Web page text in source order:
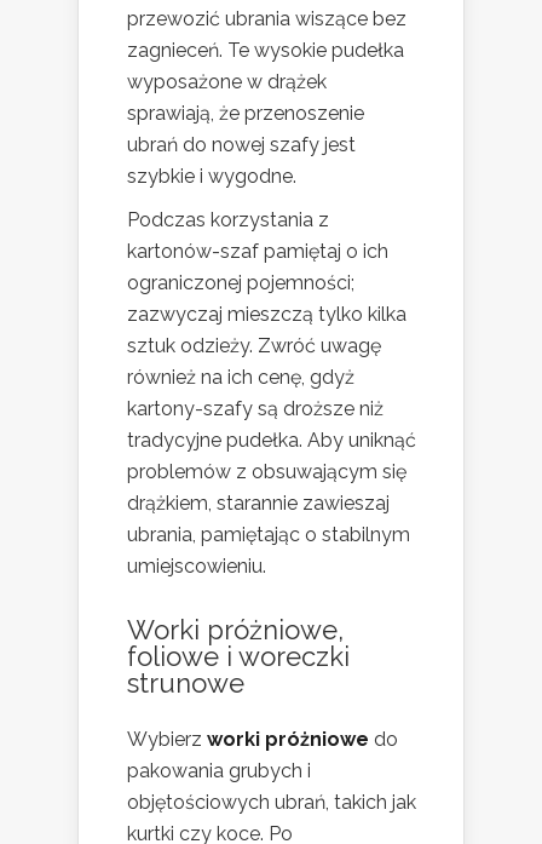
przewozić ubrania wiszące bez
zagnieceń. Te wysokie pudełka
wyposażone w drążek
sprawiają, że przenoszenie
ubrań do nowej szafy jest
szybkie i wygodne.
Podczas korzystania z
kartonów-szaf pamiętaj o ich
ograniczonej pojemności;
zazwyczaj mieszczą tylko kilka
sztuk odzieży. Zwróć uwagę
również na ich cenę, gdyż
kartony-szafy są droższe niż
tradycyjne pudełka. Aby uniknąć
problemów z obsuwającym się
drążkiem, starannie zawieszaj
ubrania, pamiętając o stabilnym
umiejscowieniu.
Worki próżniowe,
foliowe i woreczki
strunowe
Wybierz worki próżniowe do
pakowania grubych i
objętościowych ubrań, takich jak
kurtki czy koce. Po